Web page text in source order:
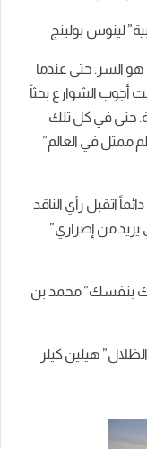
لينوس بولينج
هو السر. حتى عندما
أجوب الشوارع بحثاً
حتى في كل تلك
ممثل في العالم”
اتقبل رأي الناقد
يزيد من إصراري”
بنفسك” محمد بن
هيلين كيلر